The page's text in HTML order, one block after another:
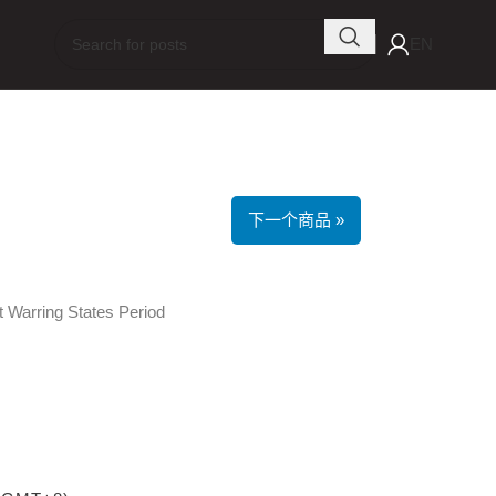
下一个商品 »
Warring States Period